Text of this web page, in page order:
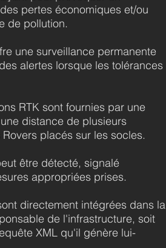
pertes économiques et/ou
de pollution.
une surveillance permanente
alertes lorsque les tolérances
RTK sont fournies par une
distance de plusieurs
placés sur les socles.
être détecté, signalé
appropriées prises.
directement intégrées dans la
de l'infrastructure, soit
XML qu'il génère lui-